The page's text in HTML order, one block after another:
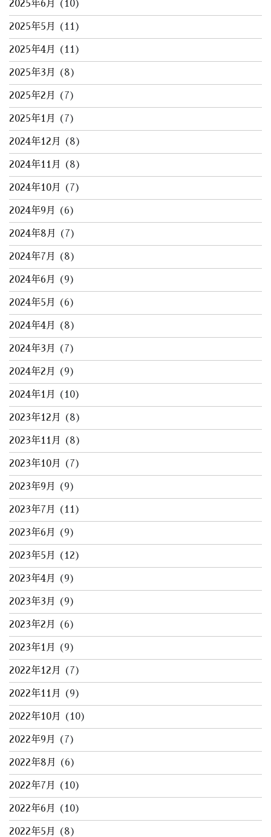
2025年6月 (10)
2025年5月 (11)
2025年4月 (11)
2025年3月 (8)
2025年2月 (7)
2025年1月 (7)
2024年12月 (8)
2024年11月 (8)
2024年10月 (7)
2024年9月 (6)
2024年8月 (7)
2024年7月 (8)
2024年6月 (9)
2024年5月 (6)
2024年4月 (8)
2024年3月 (7)
2024年2月 (9)
2024年1月 (10)
2023年12月 (8)
2023年11月 (8)
2023年10月 (7)
2023年9月 (9)
2023年7月 (11)
2023年6月 (9)
2023年5月 (12)
2023年4月 (9)
2023年3月 (9)
2023年2月 (6)
2023年1月 (9)
2022年12月 (7)
2022年11月 (9)
2022年10月 (10)
2022年9月 (7)
2022年8月 (6)
2022年7月 (10)
2022年6月 (10)
2022年5月 (8)